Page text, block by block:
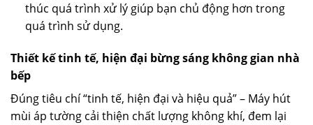
thúc quá trình xử lý giúp bạn chủ động hơn trong
quá trình sử dụng.
Thiết kế tinh tế, hiện đại bừng sáng không gian nhà
bếp
Đúng tiêu chí “tinh tế, hiện đại và hiệu quả” – Máy hút
mùi áp tường cải thiện chất lượng không khí, đem lại